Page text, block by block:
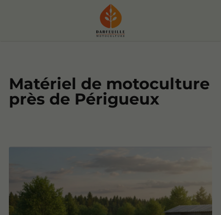
Matériel de motoculture
près de Périgueux